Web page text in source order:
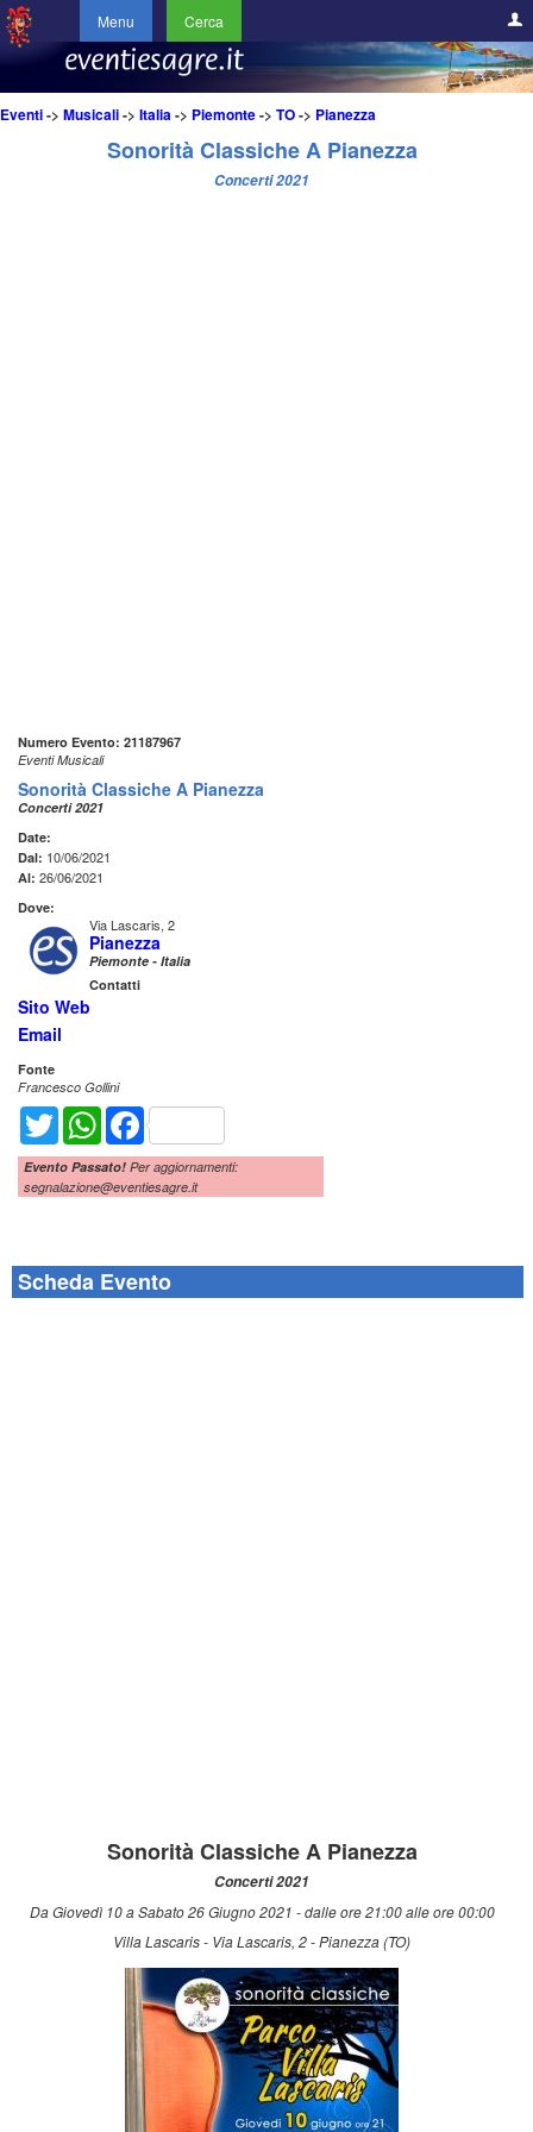
Menu Cerca
Eventi-> Musicali-> Italia-> Piemonte-> TO-> Pianezza
Sonorità Classiche A Pianezza
Concerti 2021
Numero Evento: 21187967
Eventi Musicali
Sonorità Classiche A Pianezza
Concerti 2021
Date:
Dal: 10/06/2021
Al: 26/06/2021
Dove:
Via Lascaris, 2
Pianezza
Piemonte - Italia
Contatti
Sito Web
Email
Fonte
Francesco Gollini
Twitter WhatsAppFacebook
Evento Passato! Per aggiornamenti:
segnalazione@eventiesagre.it
Scheda Evento
Sonorità Classiche A Pianezza
Concerti 2021
Da Giovedì 10 a Sabato 26 Giugno 2021 - dalle ore 21:00 alle ore 00:00
Villa Lascaris - Via Lascaris, 2 - Pianezza (TO)